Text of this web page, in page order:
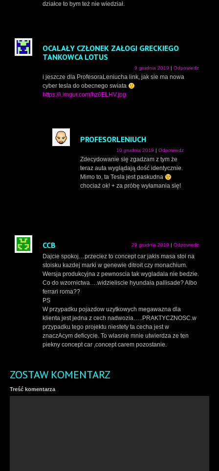
działce to bym też nie wiedział.
OCALAŁY CZŁONEK ZAŁOGI GRECKIEGO
TANKOWCA LOTUS
9 grudnia 2019 Odpowiedz
i jeszcze dla ProfesoraLeniucha link, jak sie ma nowa
cyber tesla do obecnego swiata
https://i.imgur.com/hz6ELHV.jpg
PROFESORLENIUCH
10 grudnia 2019 Odpowiedz
Zdecydowanie się zgadzam z tym że
teraz auta wyglądają dość identycznie.
Mimo to, ta Tesla jest paskudna
chociaż ok! + za próbę wyłamania się!
CCB 29 grudnia 2019 Odpowiedz
Dajcie spokoj…przeciez to concept car jakis masa stoi na
stoisku kazdej marki w genewie ditroit czy monachium.
Wersja produkcyjna z pewnoscia tak wygladala nie bedzie.
Co do wzornictwa….widzieliscie hyundaia pallisade? Albo
ferrari roma??
PS
W przypadku pojazdow uzytkowych megawazna dla
klienta jest jedna z cech nadwozia…..PRAKTYCZNOSC.w
przypadku tego projektu niestety ta cecha jest w
znaczAcym deficycie. To wlasnie mnie utwierdza ze ten
piekny concept car ,concept carem pozostanie.
ZOSTAW KOMENTARZ
Treść komentarza